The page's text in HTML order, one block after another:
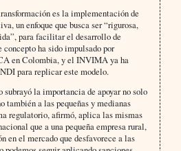
es la implementación de
un enfoque que busca ser “rigurosa,
para facilitar el desarrollo de
concepto ha sido impulsado por
en Colombia, y el INVIMA ya ha
para replicar este modelo.
la importancia de apoyar no solo
también a las pequeñas y medianas
regulatorio, afirmó, aplica las mismas
que a una pequeña empresa rural,
en el mercado que desfavorece a las